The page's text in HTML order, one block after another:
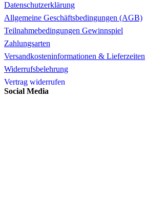
Datenschutzerklärung
Allgemeine Geschäftsbedingungen (AGB)
Teilnahmebedingungen Gewinnspiel
Zahlungsarten
Versandkosteninformationen & Lieferzeiten
Widerrufsbelehrung
Vertrag widerrufen
Social Media